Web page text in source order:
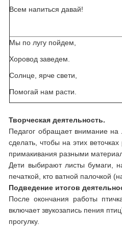
Всем напиться давай!
Мы по лугу пойдем,
Хоровод заведем.
Солнце, ярче свети,
Помогай нам расти.
Творческая деятельность.
Педагог обращает внимание
сделать, чтобы на этих
примакивания разными
Дети выбирают листы бумаги,
печаткой, кто ватной палочкой
Подведение итогов
После окончания работы
включает звукозапись пения
прогулку.